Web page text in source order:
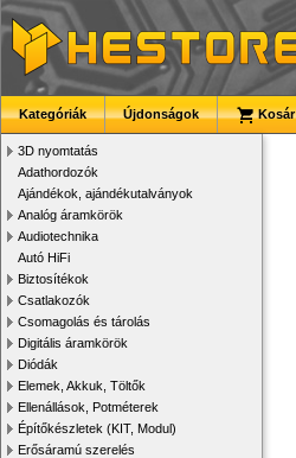
Kategóriák Újdonságok Kosár
3D nyomtatás
Adathordozók
Ajándékok, ajándékutalványok
Analóg áramkörök
Audiotechnika
Autó HiFi
Biztosítékok
Csatlakozók
Csomagolás és tárolás
Digitális áramkörök
Diódák
Elemek, Akkuk, Töltők
Ellenállások, Potméterek
Építőkészletek (KIT, Modul)
Erősáramú szerelés